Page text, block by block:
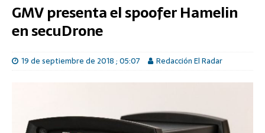
GMV presenta el spoofer Hamelin
en secuDrone
19 de septiembre de 2018 ; 05:07 Redacción El Radar